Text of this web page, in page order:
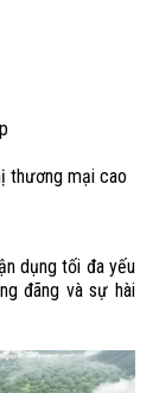
thương mại cao
dụng tối đa yếu
đãng và sự hài